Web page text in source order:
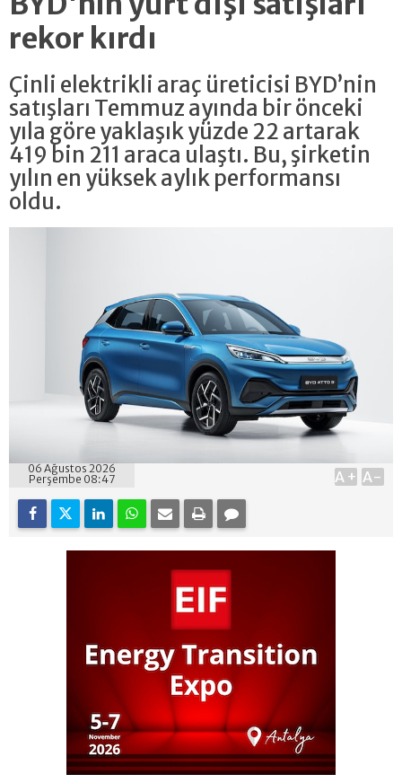
rekor kırdı
Çinli elektrikli araç üreticisi BYD’nin
satışları Temmuz ayında bir önceki
yıla göre yaklaşık yüzde 22 artarak
419 bin 211 araca ulaştı. Bu, şirketin
yılın en yüksek aylık performansı
oldu.
06 Ağustos 2026
Perşembe 08:47
A+ A-